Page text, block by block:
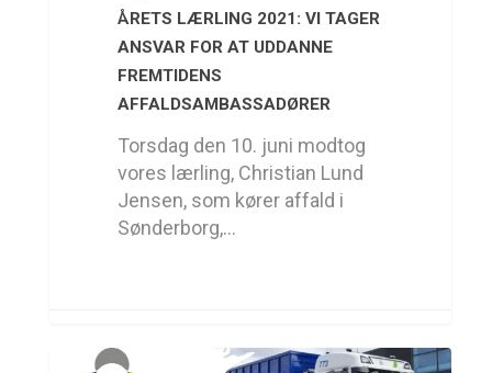
ÅRETS LÆRLING 2021: VI TAGER
ANSVAR FOR AT UDDANNE
FREMTIDENS
AFFALDSAMBASSADØRER
Torsdag den 10. juni modtog
vores lærling, Christian Lund
Jensen, som kører affald i
Sønderborg,…